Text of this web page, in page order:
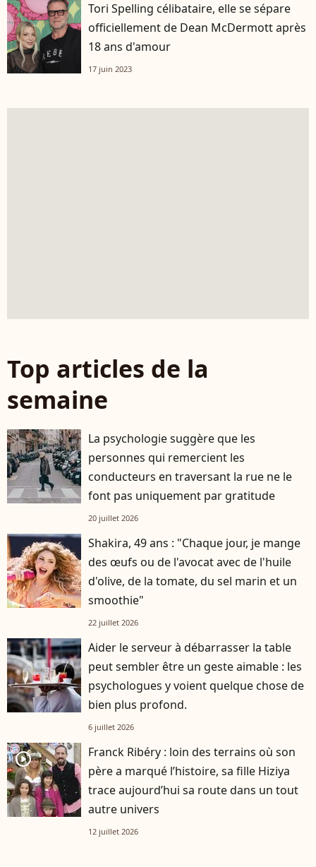
Tori Spelling célibataire, elle se sépare
officiellement de Dean McDermott après
18 ans d'amour
17 juin 2023
Top articles de la
semaine
La psychologie suggère que les
personnes qui remercient les
conducteurs en traversant la rue ne le
font pas uniquement par gratitude
20 juillet 2026
Shakira, 49 ans : "Chaque jour, je mange
des œufs ou de l'avocat avec de l'huile
d'olive, de la tomate, du sel marin et un
smoothie"
22 juillet 2026
Aider le serveur à débarrasser la table
peut sembler être un geste aimable : les
psychologues y voient quelque chose de
bien plus profond.
6 juillet 2026
player2
Franck Ribéry : loin des terrains où son
père a marqué l’histoire, sa fille Hiziya
trace aujourd’hui sa route dans un tout
autre univers
12 juillet 2026